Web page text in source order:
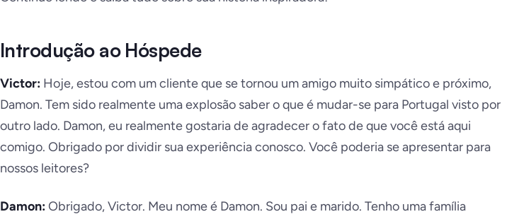
Introdução ao Hóspede
Victor: Hoje, estou com um cliente que se tornou um amigo muito simpático e próximo,
Damon. Tem sido realmente uma explosão saber o que é mudar-se para Portugal visto por
outro lado. Damon, eu realmente gostaria de agradecer o fato de que você está aqui
comigo. Obrigado por dividir sua experiência conosco. Você poderia se apresentar para
nossos leitores?
Damon:Obrigado, Victor. Meu nome é Damon. Sou pai e marido. Tenho uma família